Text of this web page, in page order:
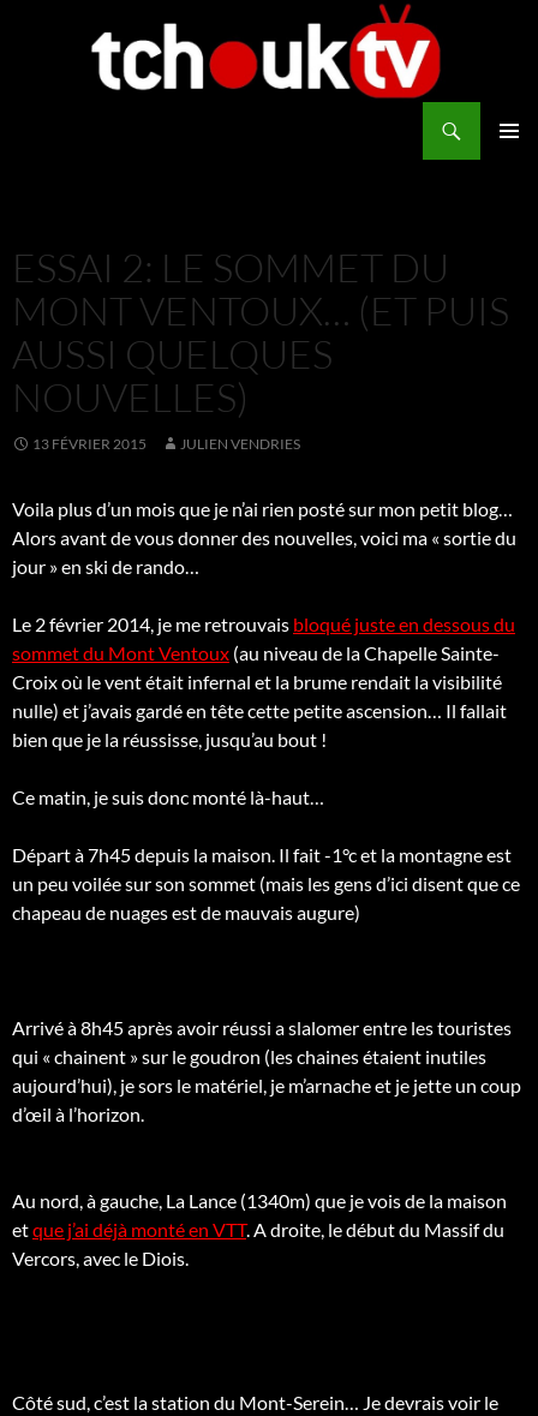
ESSAI 2: LE SOMMET DU
MONT VENTOUX… (ET PUIS
AUSSI QUELQUES
NOUVELLES)
13 FÉVRIER 2015 JULIEN VENDRIES
Voila plus d’un mois que je n’ai rien posté sur mon petit blog…
Alors avant de vous donner des nouvelles, voici ma « sortie du
jour » en ski de rando…
Le 2 février 2014, je me retrouvais bloqué juste en dessous du
sommet du Mont Ventoux (au niveau de la Chapelle Sainte-
Croix où le vent était infernal et la brume rendait la visibilité
nulle) et j’avais gardé en tête cette petite ascension… Il fallait
bien que je la réussisse, jusqu’au bout !
Ce matin, je suis donc monté là-haut…
Départ à 7h45 depuis la maison. Il fait -1°c et la montagne est
un peu voilée sur son sommet (mais les gens d’ici disent que ce
chapeau de nuages est de mauvais augure)
Arrivé à 8h45 après avoir réussi a slalomer entre les touristes
qui « chainent » sur le goudron (les chaines étaient inutiles
aujourd’hui), je sors le matériel, je m’arnache et je jette un coup
d’œil à l’horizon.
Au nord, à gauche, La Lance (1340m) que je vois de la maison
etque j’ai déjà monté en VTT. A droite, le début du Massif du
Vercors, avec le Diois.
Côté sud, c’est la station du Mont-Serein… Je devrais voir le